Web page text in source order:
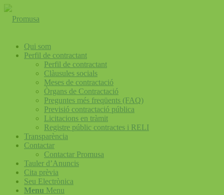
Qui som
Perfil de contractant
Perfil de contractant
Clàusules socials
Meses de contractació
Òrgans de Contractació
Preguntes més freqüents (FAQ)
Previsió contractació pública
Licitacions en tràmit
Registre públic contractes i RELI
Transparència
Contactar
Contactar Promusa
Tauler d’Anuncis
Cita prèvia
Seu Electrònica
Menu Menu